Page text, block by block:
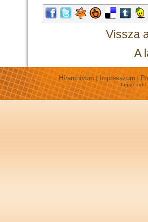
Vissza
A
Hírarchívum |Impresszum